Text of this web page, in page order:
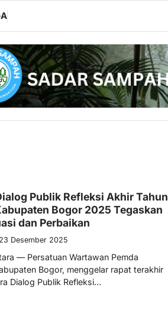
Publik Refleksi Akhir Tahun
Bogor 2025 Tegaskan
dan Perbaikan
23 Desember 2025
— Persatuan Wartawan Pemda
Bogor, menggelar rapat terakhir
Dialog Publik Refleksi…